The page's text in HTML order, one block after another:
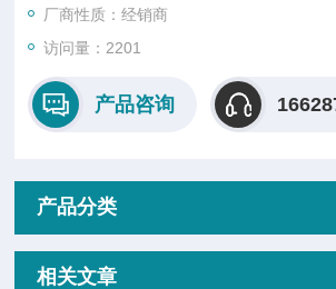
的可调谐范围，输出功率大于100mw满足客
我们
厂商性质：经销商
访问量：2201
产品咨询
产品分类
相关文章